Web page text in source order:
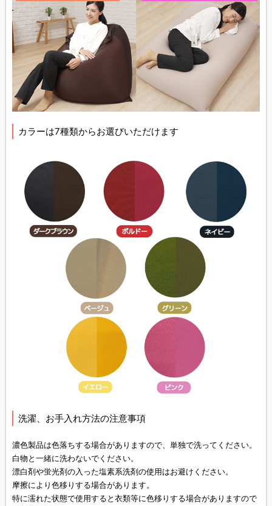
カラーは7種類からお選びいただけます
洗濯、お手入れ方法の注意事項
濃色製品は色落ちする場合がありますので、単独で洗ってください。
白物と一緒に洗わないでください。
漂白剤や蛍光剤の入った塩素系洗剤の使用はお避けください。
摩擦により色移りする場合があります。
特に濡れた状態で使用すると衣類等に色移りする場合がありますので